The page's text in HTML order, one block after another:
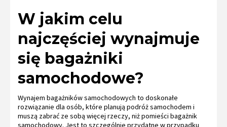
W jakim celu
najczęściej wynajmuje
się bagażniki
samochodowe?
Wynajem bagażników samochodowych to doskonałe
rozwiązanie dla osób, które planują podróż samochodem i
muszą zabrać ze sobą więcej rzeczy, niż pomieści bagażnik
samochodowy. Jest to szczególnie przydatne w przypadku